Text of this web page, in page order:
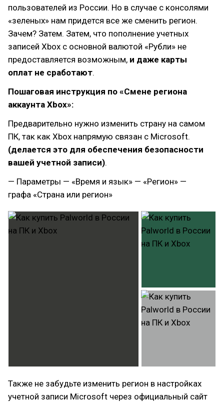
пользователей из России. Но в случае с консолями
«зеленых» нам придется все же сменить регион.
Зачем? Затем. Затем, что пополнение учетных
записей Xbox с основной валютой «Рубли» не
предоставляется возможным, и даже карты
оплат не сработают.
Пошаговая инструкция по «Смене региона
аккаунта Xbox»:
Предварительно нужно изменить страну на самом
ПК, так как Xbox напрямую связан с Microsoft.
(делается это для обеспечения безопасности
вашей учетной записи).
— Параметры — «Время и язык» — «Регион» —
графа «Страна или регион»
Также не забудьте изменить регион в настройках
учетной записи Microsoft через официальный сайт